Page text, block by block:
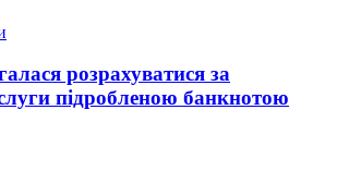
розрахуватися за
підробленою банкнотою